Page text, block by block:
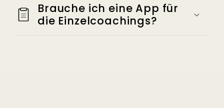
Brauche ich eine App für
die Einzelcoachings?